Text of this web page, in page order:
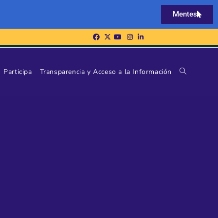
Mentes
Participa Transparencia y Acceso a la Información